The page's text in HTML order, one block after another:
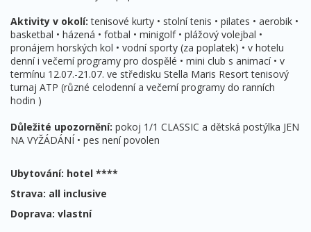
Aktivity v okolí: tenisové kurty • stolní tenis • pilates • aerobik •
basketbal • házená • fotbal • minigolf • plážový volejbal •
pronájem horských kol • vodní sporty (za poplatek) • v hotelu
denní i večerní programy pro dospělé • mini club s animací • v
termínu 12.07.-21.07. ve středisku Stella Maris Resort tenisový
turnaj ATP (různé celodenní a večerní programy do ranních
hodin )
Důležité upozornění: pokoj 1/1 CLASSIC a dětská postýlka JEN
NA VYŽÁDÁNÍ • pes není povolen
Ubytování: hotel ****
Strava: all inclusive
Doprava: vlastní